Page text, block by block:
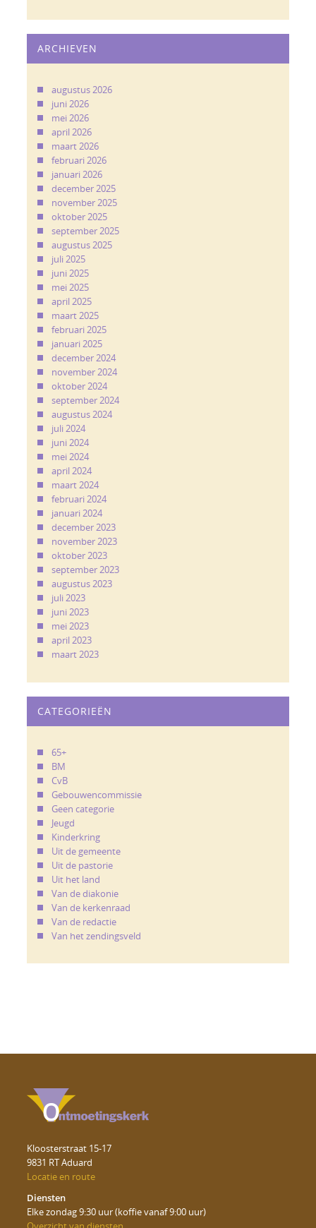
ARCHIEVEN
augustus 2026
juni 2026
mei 2026
april 2026
maart 2026
februari 2026
januari 2026
december 2025
november 2025
oktober 2025
september 2025
augustus 2025
juli 2025
juni 2025
mei 2025
april 2025
maart 2025
februari 2025
januari 2025
december 2024
november 2024
oktober 2024
september 2024
augustus 2024
juli 2024
juni 2024
mei 2024
april 2024
maart 2024
februari 2024
januari 2024
december 2023
november 2023
oktober 2023
september 2023
augustus 2023
juli 2023
juni 2023
mei 2023
april 2023
maart 2023
CATEGORIEËN
65+
BM
CvB
Gebouwencommissie
Geen categorie
Jeugd
Kinderkring
Uit de gemeente
Uit de pastorie
Uit het land
Van de diakonie
Van de kerkenraad
Van de redactie
Van het zendingsveld
Kloosterstraat 15-17
9831 RT Aduard
Locatie en route
Diensten
Elke zondag 9:30 uur (koffie vanaf 9:00 uur)